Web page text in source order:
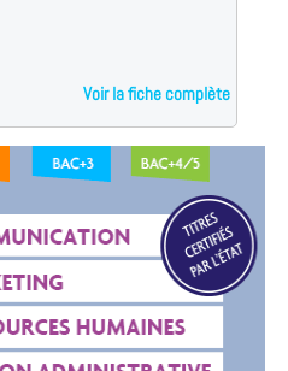
Voir la fiche complète